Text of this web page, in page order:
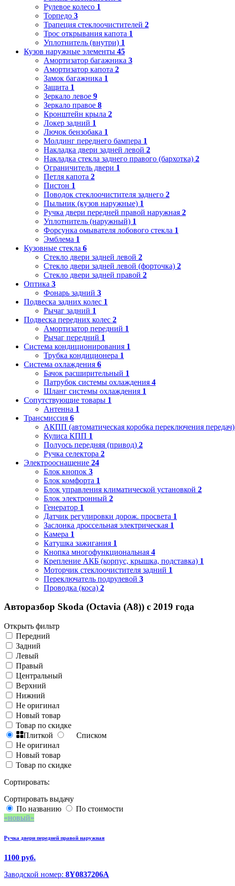
Рулевое колесо 1
Торпедо 3
Трапеция стеклоочистителей 2
Трос открывания капота 1
Уплотнитель (внутри) 1
Кузов наружные элементы 45
Амортизатор багажника 3
Амортизатор капота 2
Замок багажника 1
Защита 1
Зеркало левое 9
Зеркало правое 8
Кронштейн крыла 2
Локер задний 1
Лючок бензобака 1
Молдинг переднего бампера 1
Накладка двери задней левой 2
Накладка стекла заднего правого (бархотка) 2
Ограничитель двери 1
Петля капота 2
Пистон 1
Поводок стеклоочистителя заднего 2
Пыльник (кузов наружные) 1
Ручка двери передней правой наружная 2
Уплотнитель (наружный) 1
Форсунка омывателя лобового стекла 1
Эмблема 1
Кузовные стекла 6
Стекло двери задней левой 2
Стекло двери задней левой (форточка) 2
Стекло двери задней правой 2
Оптика 3
Фонарь задний 3
Подвеска задних колес 1
Рычаг задний 1
Подвеска передних колес 2
Амортизатор передний 1
Рычаг передний 1
Система кондиционирования 1
Трубка кондиционера 1
Система охлаждения 6
Бачок расширительный 1
Патрубок системы охлаждения 4
Шланг системы охлаждения 1
Сопутствующие товары 1
Антенна 1
Трансмиссия 6
АКПП (автоматическая коробка переключения передач)
Кулиса КПП 1
Полуось передняя (привод) 2
Ручка селектора 2
Электрооснащение 24
Блок кнопок 3
Блок комфорта 1
Блок управления климатической установкой 2
Блок электронный 2
Генератор 1
Датчик регулировки дорож. просвета 1
Заслонка дроссельная электрическая 1
Камера 1
Катушка зажигания 1
Кнопка многофункциональная 4
Крепление АКБ (корпус, крышка, подставка) 1
Моторчик стеклоочистителя задний 1
Переключатель подрулевой 3
Проводка (коса) 2
Авторазбор Skoda (Octavia (A8)) с 2019 года
Открыть фильтр
Передний
Задний
Левый
Правый
Центральный
Верхний
Нижний
Не оригинал
Новый товар
Товар по скидке
Плиткой
Списком
Не оригинал
Новый товар
Товар по скидке
Сортировать:
Сортировать выдачу
По названию
По стоимости
новый
Ручка двери передней правой наружная
1100 руб.
Заводской номер: 8Y0837206A